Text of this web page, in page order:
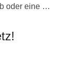
oder eine …